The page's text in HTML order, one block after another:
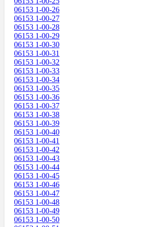
06153 1-00-26
06153 1-00-27
06153 1-00-28
06153 1-00-29
06153 1-00-30
06153 1-00-31
06153 1-00-32
06153 1-00-33
06153 1-00-34
06153 1-00-35
06153 1-00-36
06153 1-00-37
06153 1-00-38
06153 1-00-39
06153 1-00-40
06153 1-00-41
06153 1-00-42
06153 1-00-43
06153 1-00-44
06153 1-00-45
06153 1-00-46
06153 1-00-47
06153 1-00-48
06153 1-00-49
06153 1-00-50